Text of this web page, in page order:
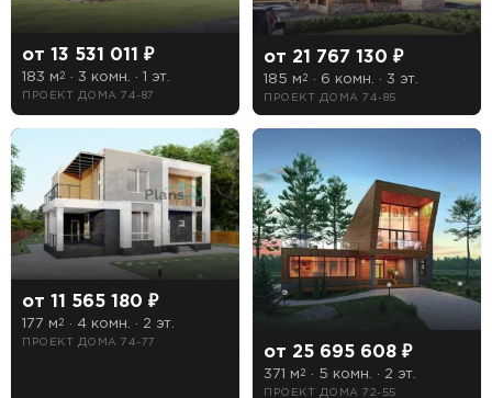
от 13 531 011 ₽
183 м 2 · 3 комн. · 1 эт.
ПРОЕКТ ДОМА 74-87
от 21 767 130 ₽
185 м2 · 6 комн. · 3 эт.
ПРОЕКТ ДОМА 74-85
от 11 565 180 ₽
177 м 2 · 4 комн. · 2 эт.
ПРОЕКТ ДОМА 74-77 от 25 695 608 ₽
371 м 2 · 5 комн. · 2 эт.
ПРОЕКТ ДОМА 72-55
подтверждаю, что ознакомлен(а) сполитикой
обработки персональных данных.
Рассчитать стоимость